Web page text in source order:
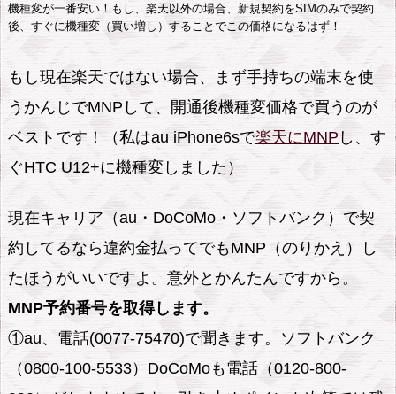
機種変が一番安い！もし、楽天以外の場合、新規契約をSIMのみで契約
後、すぐに機種変（買い増し）することでこの価格になるはず！
もし現在楽天ではない場合、まず手持ちの端末を使
うかんじでMNPして、開通後機種変価格で買うのが
ベストです！（私はau iPhone6sで楽天にMNP し、す
ぐHTC U12+に機種変しました）
現在キャリア（au・DoCoMo・ソフトバンク）で契
約してるなら違約金払ってでもMNP（のりかえ）し
たほうがいいですよ。意外とかんたんですから。
MNP予約番号を取得します。
①au、電話(0077-75470)で聞きます。ソフトバンク
（0800-100-5533）DoCoMoも電話（0120-800-